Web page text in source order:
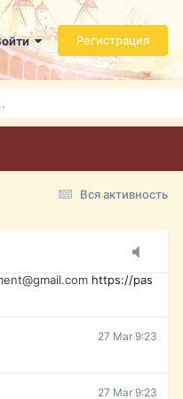
Регистрация
Вся активность
договора с
Today 3:21
Today 3:24
Today 3:28
15 Mar 16:47
https://pas
27 Mar 9:23
27 Mar 9:23